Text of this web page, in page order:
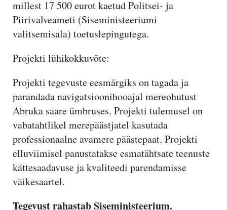
millest 17 500 eurot kaetud Politsei- ja
Piirivalveameti (Siseministeeriumi
valitsemisala) toetuslepingutega.
Projekti lühikokkuvõte:
Projekti tegevuste eesmärgiks on tagada ja
parandada navigatsioonihooajal mereohutust
Abruka saare ümbruses. Projekti tulemusel on
vabatahtlikel merepäästjatel kasutada
professionaalne avamere päästepaat. Projekti
elluviimisel panustatakse esmatähtsate teenuste
kättesaadavuse ja kvaliteedi parendamisse
väikesaartel.
Tegevust rahastab Siseministeerium.